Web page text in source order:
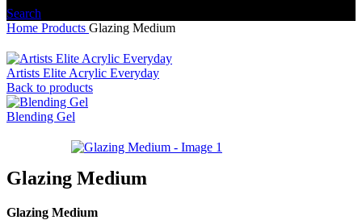
Search
Home Products Glazing Medium
Artists Elite Acrylic Everyday
Back to products
Blending Gel
Glazing Medium
Glazing Medium